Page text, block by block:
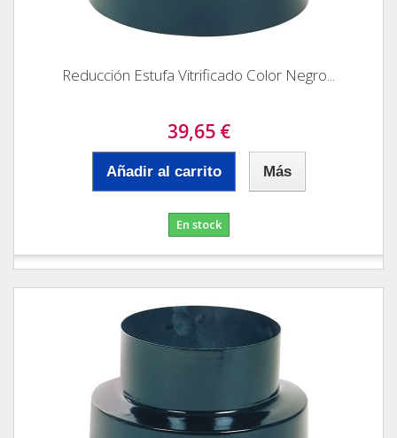
Reducción Estufa Vitrificado Color Negro...
39,65 €
Añadir al carrito Más
En stock